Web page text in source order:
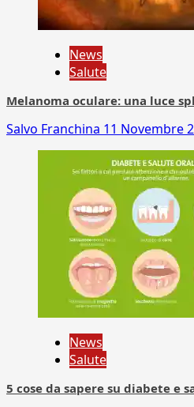
News
Salute
Melanoma oculare: una luce
Salvo Franchina 11 Novembre
News
Salute
5 cose da sapere su diabete e